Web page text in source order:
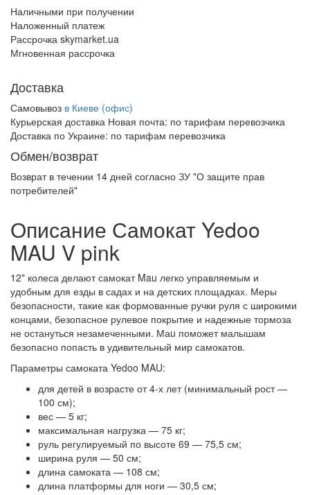
Наличными при получении
Наложенный платеж
Рассрочка skymarket.ua
Мгновенная рассрочка
Доставка
Самовывоз в Киеве (офис)
Курьерская доставка Новая почта: по тарифам перевозчика
Доставка по Украине: по тарифам перевозчика
Обмен/возврат
Возврат в течении 14 дней согласно ЗУ "О защите прав
потребителей"
Описание Самокат Yedoo
MAU V pink
12" колеса делают самокат Mau легко управляемым и
удобным для езды в садах и на детских площадках. Меры
безопасности, такие как формованные ручки руля с широкими
концами, безопасное рулевое покрытие и надежные тормоза
не остануться незамеченными. Маu поможет малышам
безопасно попасть в удивительный мир самокатов.
Параметры самоката Yedoo MAU:
для детей в возрасте от 4-х лет (минимальный рост —
100 см);
вес — 5 кг;
максимальная нагрузка — 75 кг;
руль регулируемый по высоте 69 — 75,5 см;
ширина руля — 50 см;
длина самоката — 108 см;
длина платформы для ноги — 30,5 см;